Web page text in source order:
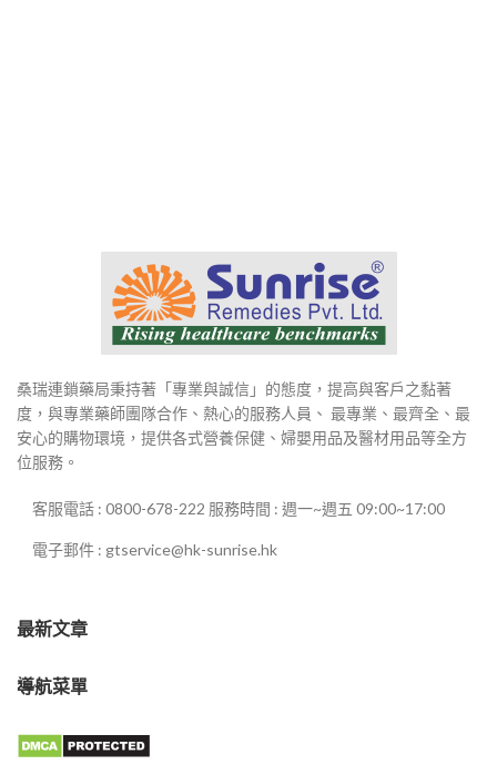
桑瑞連鎖藥局秉持著「專業與誠信」的態度，提高與客戶之黏著
度，與專業藥師團隊合作、熱心的服務人員、 最專業、最齊全、最
安心的購物環境，提供各式營養保健、婦嬰用品及醫材用品等全方
位服務。
客服電話 : 0800-678-222 服務時間 : 週一~週五 09:00~17:00
電子郵件 : gtservice@hk-sunrise.hk
最新文章
導航菜單